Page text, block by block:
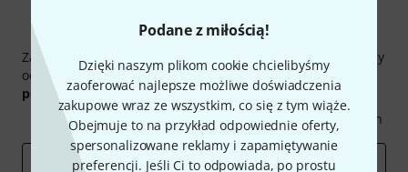
Podane z miłością!
Dzięki naszym plikom cookie chcielibyśmy
zaoferować najlepsze możliwe doświadczenia
zakupowe wraz ze wszystkim, co się z tym wiąże.
Obejmuje to na przykład odpowiednie oferty,
spersonalizowane reklamy i zapamiętywanie
preferencji. Jeśli Ci to odpowiada, po prostu
Thomann Newsletter
Zapisz się do Thomann Newsletter w języku polskim, a przy
odrobinie szczęścia możesz wygrać jeden z50 bonów
podarunkowychwarty50 €!
Inspirujące treści
Oferty Spostrzeżenia Thomann
E-mail*